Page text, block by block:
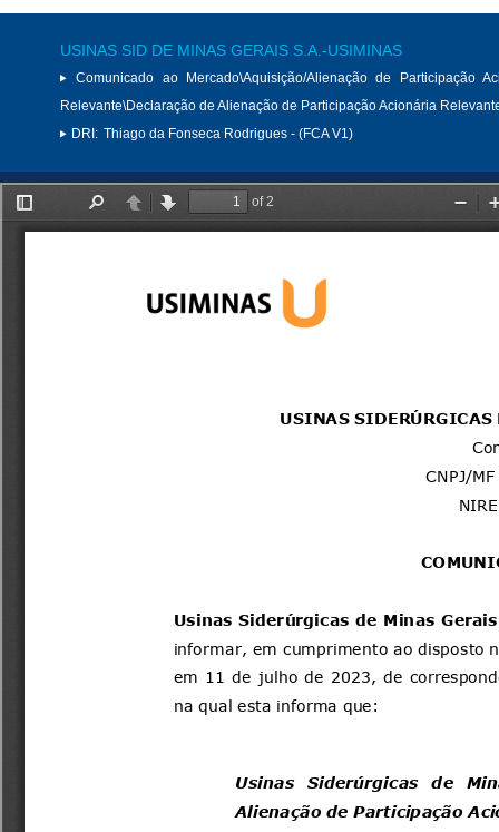
USINAS SID DE MINAS GERAIS S.A.-USIMINAS
Comunicado ao Mercado\Aquisição/Alienação de Participação
Relevante\Declaração de Alienação de Participação Acionária
DRI: Thiago da Fonseca Rodrigues - (FCA V1)